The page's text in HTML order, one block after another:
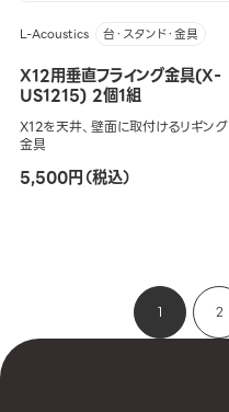
L-Acoustics 台・スタンド・金具
X12用垂直フライング金具(X-
US1215) 2個1組
X12を天井、壁面に取付けるリギング
金具
5,500円（税込）
1 2